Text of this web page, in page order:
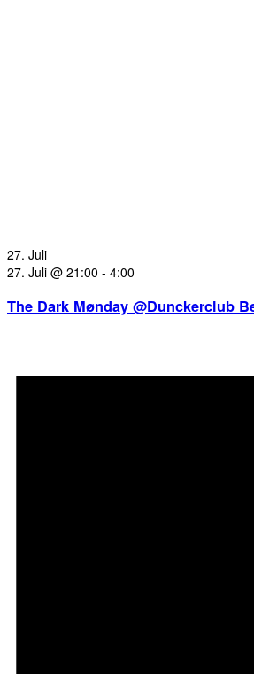
27. Juli
27. Juli @ 21:00 - 4:00
The Dark Mønday @Dunckerclub